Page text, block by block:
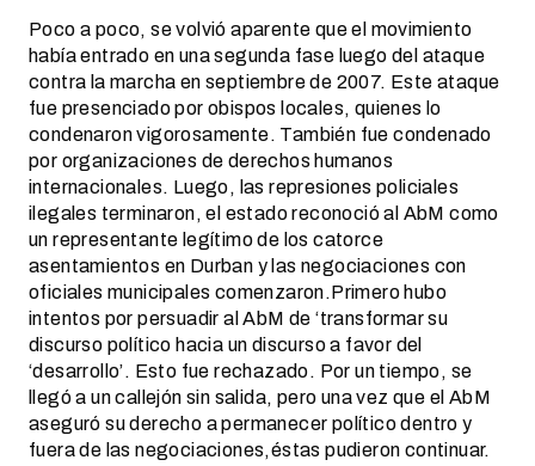
Poco a poco, se volvió aparente que el movimiento
había entrado en una segunda fase luego del ataque
contra la marcha en septiembre de 2007. Este ataque
fue presenciado por obispos locales, quienes lo
condenaron vigorosamente. También fue condenado
por organizaciones de derechos humanos
internacionales. Luego, las represiones policiales
ilegales terminaron, el estado reconoció al AbM como
un representante legítimo de los catorce
asentamientos en Durban y las negociaciones con
oficiales municipales comenzaron.Primero hubo
intentos por persuadir al AbM de ‘transformar su
discurso político hacia un discurso a favor del
‘desarrollo’. Esto fue rechazado. Por un tiempo, se
llegó a un callejón sin salida, pero una vez que el AbM
aseguró su derecho a permanecer político dentro y
fuera de las negociaciones,éstas pudieron continuar.